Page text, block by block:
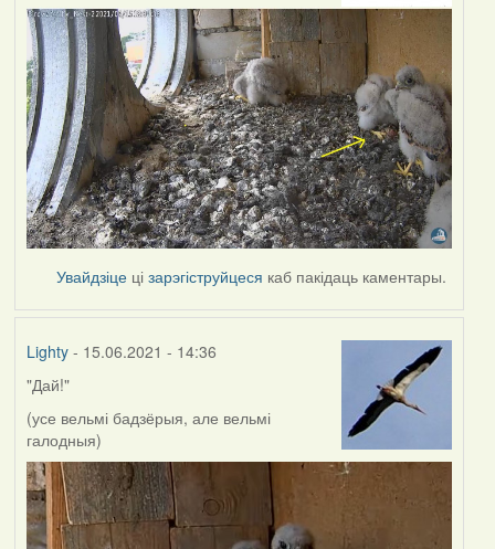
Увайдзіце цізарэгіструйцеся каб пакідаць каментары.
Lighty- 15.06.2021 - 14:36
"Дай!"
(усе вельмі бадзёрыя, але вельмі
галодныя)